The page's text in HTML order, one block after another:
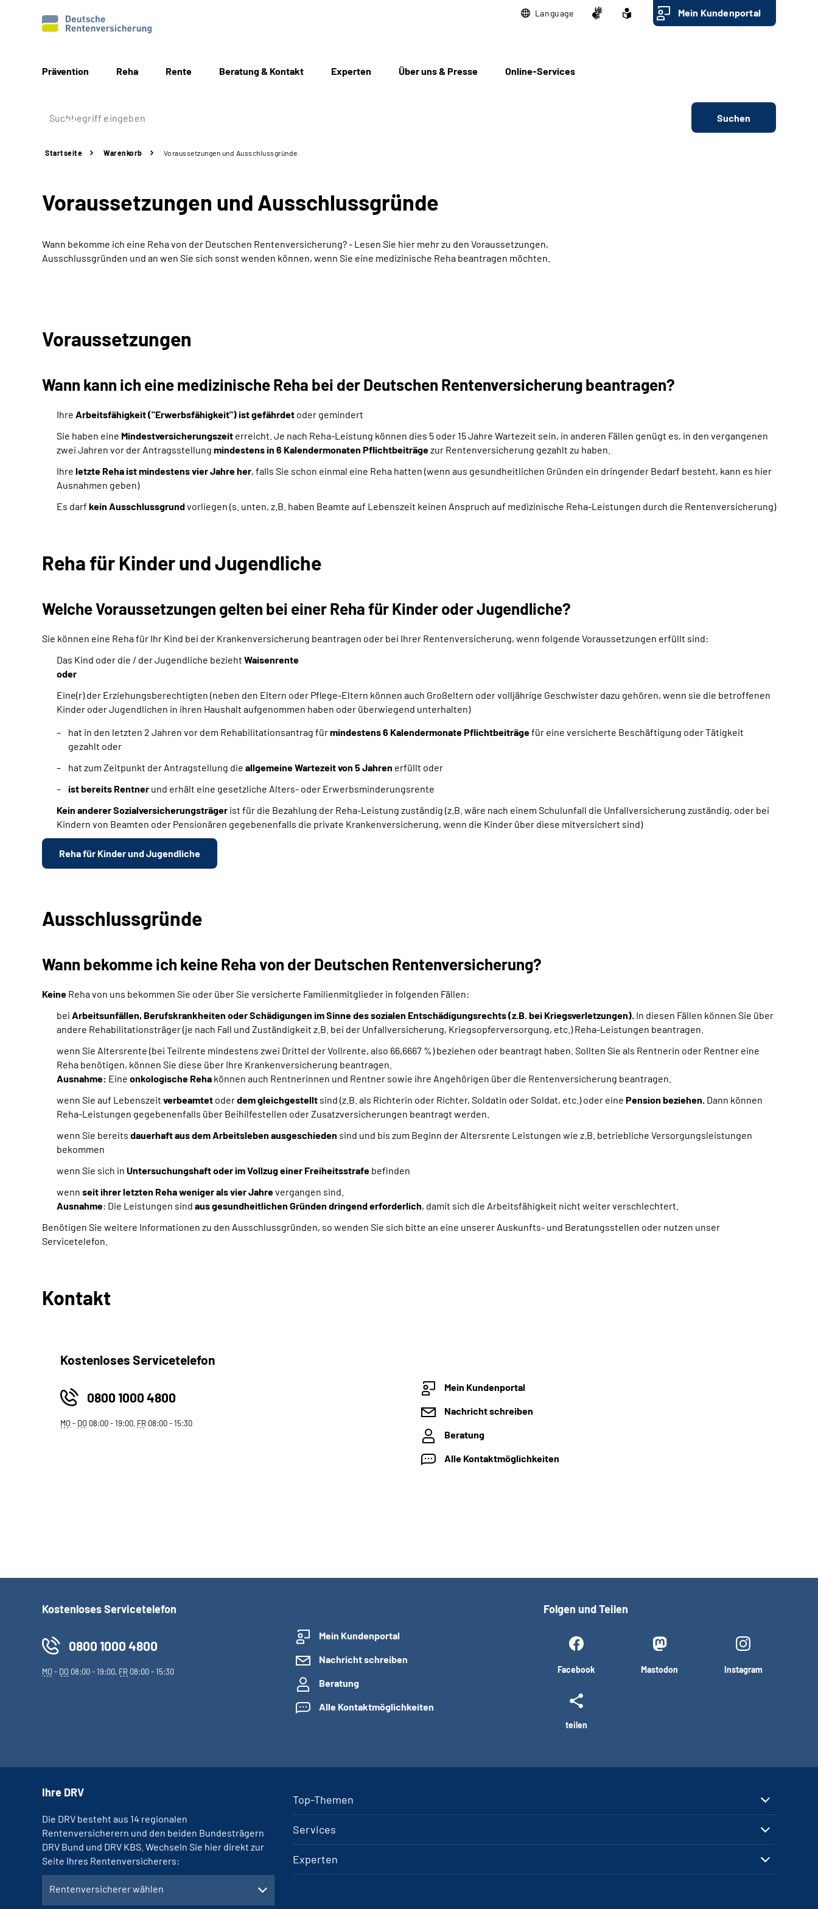
Language Mein Kundenportal
Prävention Reha Rente Beratung & Kontakt Experten Über uns & Presse Online-Services
Suchen
Startseite Warenkorb Voraussetzungen und Ausschlussgründe
Voraussetzungen und Ausschlussgründe
Wann bekomme ich eine Reha von der Deutschen Rentenversicherung? - Lesen Sie hier mehr zu den Voraussetzungen,
Ausschlussgründen und an wen Sie sich sonst wenden können, wenn Sie eine medizinische Reha beantragen möchten.
Voraussetzungen
Wann kann ich eine medizinische Reha bei der Deutschen Rentenversicherung beantragen?
Ihre Arbeitsfähigkeit ("Erwerbsfähigkeit") ist gefährdet oder gemindert
Sie haben eine Mindestversicherungszeit erreicht. Je nach Reha-Leistung können dies 5 oder 15 Jahre Wartezeit sein, in anderen Fällen genügt es, in den vergangenen
zwei Jahren vor der Antragsstellung mindestens in 6 Kalendermonaten Pflichtbeiträgezur Rentenversicherung gezahlt zu haben.
Ihre letzte Reha ist mindestens vier Jahre her, falls Sie schon einmal eine Reha hatten (wenn aus gesundheitlichen Gründen ein dringender Bedarf besteht, kann es hier
Ausnahmen geben)
Es darf kein Ausschlussgrundvorliegen (s. unten, z.B. haben Beamte auf Lebenszeit keinen Anspruch auf medizinische Reha-Leistungen durch die Rentenversicherung)
Reha für Kinder und Jugendliche
Welche Voraussetzungen gelten bei einer Reha für Kinder oder Jugendliche?
Sie können eine Reha für Ihr Kind bei der Krankenversicherung beantragen oder bei Ihrer Rentenversicherung, wenn folgende Voraussetzungen erfüllt sind:
Das Kind oder die / der Jugendliche bezieht Waisenrente
oder
Eine(r) der Erziehungsberechtigten (neben den Eltern oder Pflege-Eltern können auch Großeltern oder volljährige Geschwister dazu gehören, wenn sie die betroffenen
Kinder oder Jugendlichen in ihren Haushalt aufgenommen haben oder überwiegend unterhalten)
hat in den letzten 2 Jahren vor dem Rehabilitationsantrag fürmindestens 6 Kalendermonate Pflichtbeiträgefür eine versicherte Beschäftigung oder Tätigkeit
gezahlt oder
hat zum Zeitpunkt der Antragstellung die allgemeine Wartezeit von 5 Jahren erfüllt oder
ist bereits Rentner und erhält eine gesetzliche Alters- oder Erwerbsminderungsrente
Kein anderer Sozialversicherungsträger ist für die Bezahlung der Reha-Leistung zuständig (z.B. wäre nach einem Schulunfall die Unfallversicherung zuständig, oder bei
Kindern von Beamten oder Pensionären gegebenenfalls die private Krankenversicherung, wenn die Kinder über diese mitversichert sind)
Reha für Kinder und Jugendliche
Ausschlussgründe
Wann bekomme ich keine Reha von der Deutschen Rentenversicherung?
Keine Reha von uns bekommen Sie oder über Sie versicherte Familienmitglieder in folgenden Fällen:
bei Arbeitsunfällen, Berufskrankheiten oder Schädigungen im Sinne des sozialen Entschädigungsrechts (z.B. bei Kriegsverletzungen). In diesen Fällen können Sie über
andere Rehabilitationsträger (je nach Fall und Zuständigkeit z.B. bei der Unfallversicherung, Kriegsopferversorgung, etc.) Reha-Leistungen beantragen.
wenn Sie Altersrente (bei Teilrente mindestens zwei Drittel der Vollrente, also 66,6667 %) beziehen oder beantragt haben. Sollten Sie als Rentnerin oder Rentner eine
Reha benötigen, können Sie diese über Ihre Krankenversicherung beantragen.
Ausnahme: Eine onkologische Reha können auch Rentnerinnen und Rentner sowie ihre Angehörigen über die Rentenversicherung beantragen.
wenn Sie auf Lebenszeit verbeamtet oderdem gleichgestellt sind (z.B. als Richterin oder Richter, Soldatin oder Soldat, etc.) oder eine Pension beziehen. Dann können
Reha-Leistungen gegebenenfalls über Beihilfestellen oder Zusatzversicherungen beantragt werden.
wenn Sie bereits dauerhaft aus dem Arbeitsleben ausgeschieden sind und bis zum Beginn der Altersrente Leistungen wie z.B. betriebliche Versorgungsleistungen
bekommen
wenn Sie sich in Untersuchungshaft oder im Vollzug einer Freiheitsstrafe befinden
wenn seit ihrer letzten Reha weniger als vier Jahrevergangen sind.
Ausnahme: Die Leistungen sind aus gesundheitlichen Gründen dringend erforderlich, damit sich die Arbeitsfähigkeit nicht weiter verschlechtert.
Benötigen Sie weitere Informationen zu den Ausschlussgründen, so wenden Sie sich bitte an eine unserer Auskunfts- und Beratungsstellen oder nutzen unser
Servicetelefon.
Kontakt
Kostenloses Servicetelefon
0800 1000 4800
MO- DO 08:00 - 19:00, FR 08:00 - 15:30
Mein Kundenportal
Nachricht schreiben
Beratung
Alle Kontaktmöglichkeiten
Kostenloses Servicetelefon
0800 1000 4800
MO- DO 08:00 - 19:00, FR 08:00 - 15:30
Mein Kundenportal
Nachricht schreiben
Beratung
Alle Kontaktmöglichkeiten
Folgen und Teilen
Facebook Mastodon Instagram
teilen
Top-Themen
Services
Experten
Ihre DRV
Die DRV besteht aus 14 regionalen
Rentenversicherern und den beiden Bundesträgern
DRV Bund und DRV KBS. Wechseln Sie hier direkt zur
Seite Ihres Rentenversicherers:
Rentenversicherer wählen